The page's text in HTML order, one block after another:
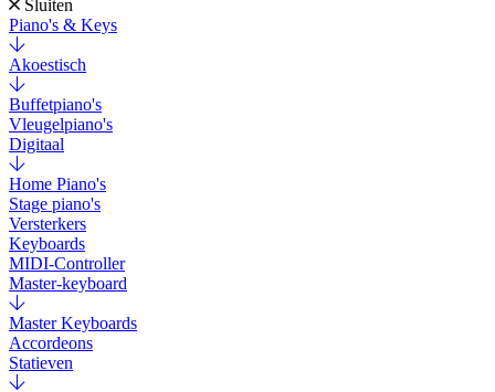
Sluiten
Piano's & Keys
Akoestisch
Buffetpiano's
Vleugelpiano's
Digitaal
Home Piano's
Stage piano's
Versterkers
Keyboards
MIDI-Controller
Master-keyboard
Master Keyboards
Accordeons
Statieven